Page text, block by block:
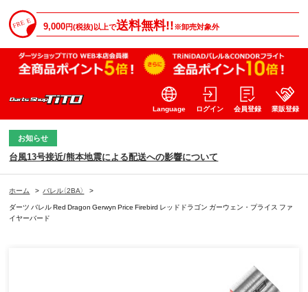
9,000円(税抜)以上で送料無料!!※卸売対象外
Language ログイン 会員登録 業販登録
お知らせ
台風13号接近/熊本地震による配送への影響について
ホーム > バレル（2BA）
>
ダーツ バレル Red Dragon Gerwyn Price Firebird レッドドラゴン ガーウェン・プライス ファ
イヤーバード